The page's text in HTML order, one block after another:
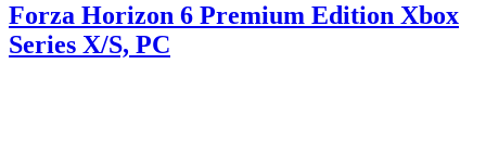
Forza Horizon 6 Premium Edition Xbox
Series X/S, PC